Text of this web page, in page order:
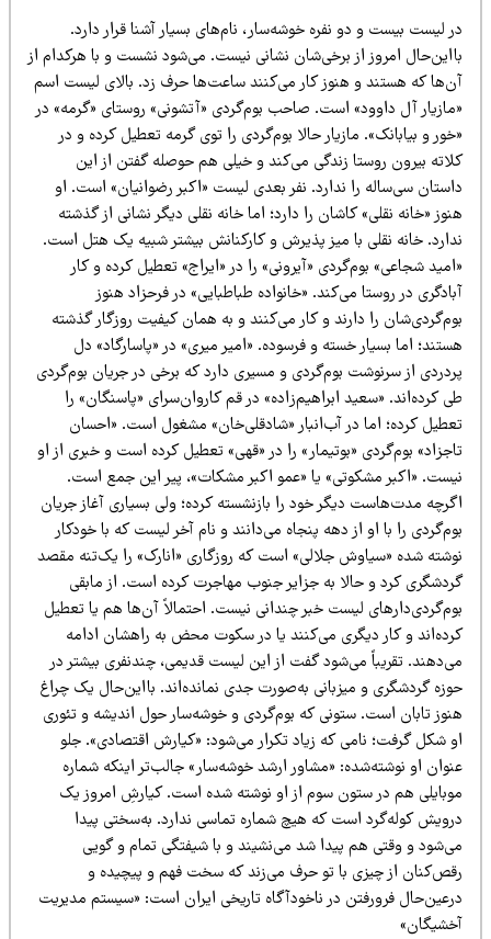
لیست بیست و دو نفره خوشه‌سار، نام‌های بسیار ‌آشنا قرار دارد.
امروز از برخی‌شان نشانی نیست. می‌شود نشست و با هرکدام از
که هستند و هنوز کار می‌کنند ساعت‌ها حرف زد. بالای لیست اسم
آل داوود» است. صاحب بوم‌گردی «آتشونی» روستای «گرمه» در
و بیابانک». مازیار حالا بوم‌گردی را توی گرمه تعطیل کرده و در
بیرون روستا زندگی می‌کند و خیلی هم حوصله گفتن از این
سی‌ساله را ندارد. نفر بعدی لیست «اکبر رضوانیان» است. او
«خانه نقلی» کاشان را دارد؛ اما خانه نقلی دیگر نشانی از گذشته
خانه نقلی با میز پذیرش و کارکنانش بیشتر شبیه یک هتل است.
شجاعی» بوم‌گردی «آیرونی» را در «ایراج» تعطیل کرده و کار
در روستا می‌کند. «خانواده طباطبایی» در فرحزاد هنوز
را دارند و کار می‌کنند و به همان کیفیت روزگار گذشته
اما بسیار خسته و فرسوده. «امیر میری» در «پاسارگاد» دل
از سرنوشت بوم‌گردی و مسیری دارد که برخی در جریان بوم‌گردی
کرده‌اند. «سعید ابراهیم‌زاده» در قم کاروان‌سرای «پاسنگان» را
کرده؛ اما در آب‌انبار «شادقلی‌خان» مشغول است. «احسان
بوم‌گردی «بوتیمار» را در «قهی» تعطیل کرده است و خبری از او
«اکبر مشکوتی» یا «عمو اکبر مشکات»، پیر این جمع است.
مدت‌هاست دیگر خود را بازنشسته کرده؛ ولی بسیاری آغاز جریان
را با او از دهه پنجاه می‌دانند و نام آخر لیست که با خودکار
شده «سیاوش جلالی» است که روزگاری «انارک» را یک‌تنه مقصد
کرد و حالا به جزایر جنوب مهاجرت کرده است. از مابقی
لیست خبر چندانی نیست. احتمالاً آن‌ها هم یا تعطیل
و کار دیگری می‌کنند یا در سکوت محض به راهشان ادامه
تقریباً می‌شود گفت از این لیست قدیمی، چندنفری بیشتر در
گردشگری و میزبانی به‌صورت جدی نمانده‌اند. بااین‌حال یک چراغ
تابان است. ستونی که بوم‌گردی و خوشه‌سار حول اندیشه و تئوری
شکل گرفت؛ نامی که زیاد تکرار می‌شود: «کیارش اقتصادی». جلو
او نوشته‌شده: «مشاور ارشد خوشه‌سار» جالب‌تر اینکه شماره
هم در ستون سوم از او نوشته شده است. کیارشِ امروز یک
کوله‌گرد است که هیچ شماره تماسی ندارد. به‌سختی پیدا
و وقتی هم پیدا شد می‌نشیند و با شیفتگی تمام و گویی
از چیزی با تو حرف می‌زند که سخت فهم و پیچیده و
فرورفتن در ناخودآگاه تاریخی ایران است: «سیستم مدیریت